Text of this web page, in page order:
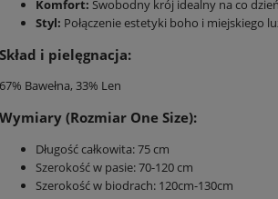
Komfort: Swobodny krój idealny na co
Styl: Połączenie estetyki boho i miejskiego
Skład i pielęgnacja:
67% Bawełna, 33% Len
Wymiary (Rozmiar One Size):
Długość całkowita: 75 cm
Szerokość w pasie: 70-120 cm
Szerokość w biodrach: 120cm-130cm